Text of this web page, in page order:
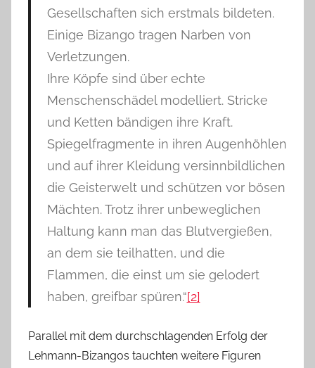
Gesellschaften sich erstmals bildeten.
Einige Bizango tragen Narben von
Verletzungen.
Ihre Köpfe sind über echte
Menschenschädel modelliert. Stricke
und Ketten bändigen ihre Kraft.
Spiegelfragmente in ihren Augenhöhlen
und auf ihrer Kleidung versinnbildlichen
die Geisterwelt und schützen vor bösen
Mächten. Trotz ihrer unbeweglichen
Haltung kann man das Blutvergießen,
an dem sie teilhatten, und die
Flammen, die einst um sie gelodert
haben, greifbar spüren.“[2]
Parallel mit dem durchschlagenden Erfolg der
Lehmann-Bizangos tauchten weitere Figuren